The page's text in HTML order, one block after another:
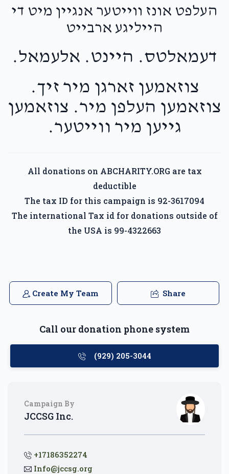
העלפט אונז ווייטער אנגיין מיט די
הייליגע ארבייט
דעמאלטס. היינט. אלעמאל.
צוזאמען זארגן מיר זיך.
צוזאמען העלפן מיר. צוזאמען
גייען מיר ווייטער.
All donations on ABCHARITY.ORG are tax
deductible
The tax ID for this campaign is 92-3617094
The international Tax id for donations outside of
the USA is 99-4322663
Create My Team Share
Call our donation phone system
(929) 205-3044
Campaign By
JCCSG Inc.
+17186352274
Info@jccsg.org